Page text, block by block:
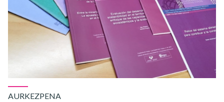
AURKEZPENA